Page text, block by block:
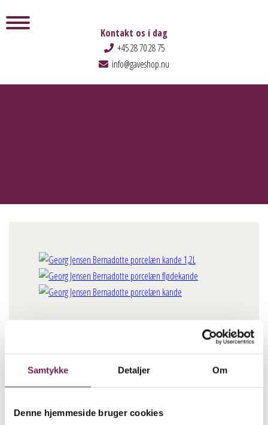
Samtykke Detaljer Om
Denne hjemmeside bruger cookies
Kontakt os i dag
+45 28 70 28 75
info@gaveshop.nu
Georg Jensen Bernadotte
porcelæn kande sæt